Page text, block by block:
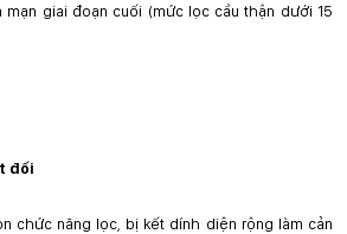
giai đoạn cuối (mức lọc cầu thận dưới 15
đối
chức năng lọc, bị kết dính diện rộng làm cản